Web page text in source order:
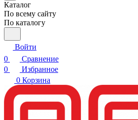
Каталог
По всему сайту
По каталогу
Войти
0
Сравнение
0
Избранное
0 Корзина